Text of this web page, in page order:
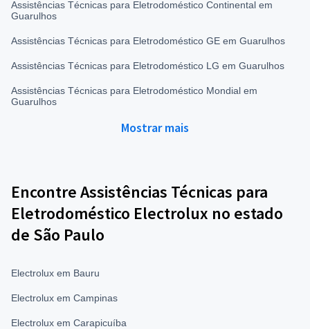
Assistências Técnicas para Eletrodoméstico Continental em
Guarulhos
Assistências Técnicas para Eletrodoméstico GE em Guarulhos
Assistências Técnicas para Eletrodoméstico LG em Guarulhos
Assistências Técnicas para Eletrodoméstico Mondial em
Guarulhos
Mostrar mais
Encontre Assistências Técnicas para
Eletrodoméstico Electrolux no estado
de São Paulo
Electrolux em Bauru
Electrolux em Campinas
Electrolux em Carapicuíba